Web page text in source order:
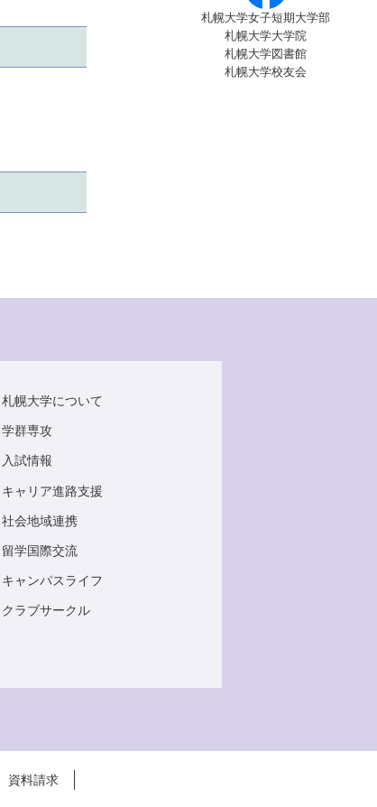
札幌大学女子短期大学部
札幌大学大学院
札幌大学図書館
札幌大学校友会
札幌大学について
学群専攻
入試情報
キャリア進路支援
社会地域連携
留学国際交流
キャンパスライフ
クラブサークル
資料請求